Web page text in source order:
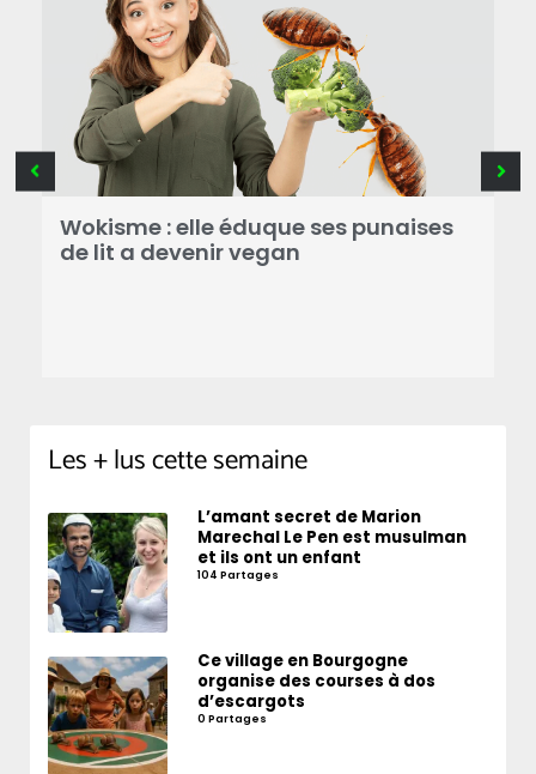
Wokisme : elle éduque ses punaises
de lit a devenir vegan
Les + lus cette semaine
L’amant secret de Marion
Marechal Le Pen est musulman
et ils ont un enfant
104 Partages
Ce village en Bourgogne
organise des courses à dos
d’escargots
0 Partages